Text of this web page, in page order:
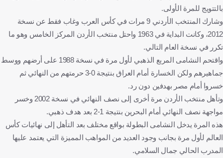
بالتتويج للمرة الأولى.
وشارك المنتخب الأردني 9 مرات في كأس العرب وغاب فقط عن نسخة
2012، وكانت البداية في 1963 واحتل منتخب الأردن المركز الخامس وهو ما
تكرر في نسخة العام التالي.
واقتحم النشامى المربع الذهبي لأول مرة في نسخة 1988 على أرضهم ووسط
جماهيرهم ولكن الخسارة أمام العراق بنتيجة 0-3 حرمتهم من النهائي ثم
خسروا أمام مصر بهدفين دون رد.
وتأهل منتخب الأردن مرة أخرى إلى نصف النهائي في نسخة 2002 وخسر
مواجهة نصف النهائي أمام البحرين بنتيجة 1-2 بعد هدف ذهبي.
هذه المرة يدخل النشامى البطولة بواقع مختلف بعد التأهل إلى نهائيات كأس
العالم لأول مرة بجانب وجود العديد من المواهب المميزة التي يعتمد عليها
المدرب الحالي جمال السلامي.